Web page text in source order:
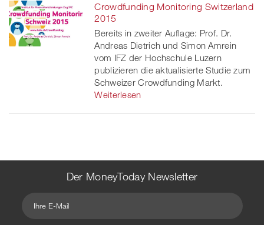
Crowdfunding Monitoring Switzerland
2015
Bereits in zweiter Auflage: Prof. Dr.
Andreas Dietrich und Simon Amrein
vom IFZ der Hochschule Luzern
publizieren die aktualisierte Studie zum
Schweizer Crowdfunding Markt.
Weiterlesen
Der MoneyToday Newsletter